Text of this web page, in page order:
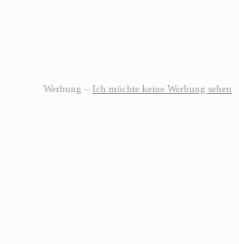
Werbung – Ich möchte keine Werbung sehen